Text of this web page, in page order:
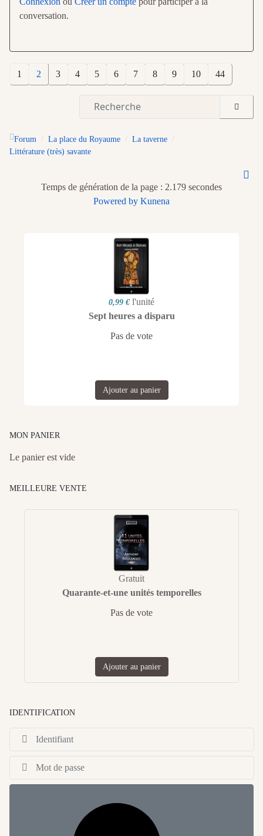
conversation.
1 2 3 4 5 6 7 8 9 10 44
Forum La place du Royaume
La taverne
Littérature (très) savante
Temps de génération de la page : 2.179 secondes
Powered by Kunena
0,99 € l'unité
Sept heures a disparu
Pas de vote
Ajouter au panier
MON PANIER
Le panier est vide
MEILLEURE VENTE
Gratuit
Quarante-et-une unités temporelles
Pas de vote
Ajouter au panier
IDENTIFICATION